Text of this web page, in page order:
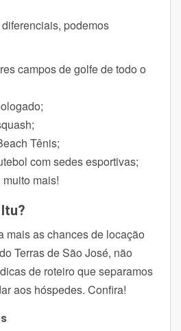
podemos
campos de golfe de todo o
Tênis;
com sedes esportivas;
mais!
mais as chances de locação
Terras de São José, não
de roteiro que separamos
aos hóspedes. Confira!